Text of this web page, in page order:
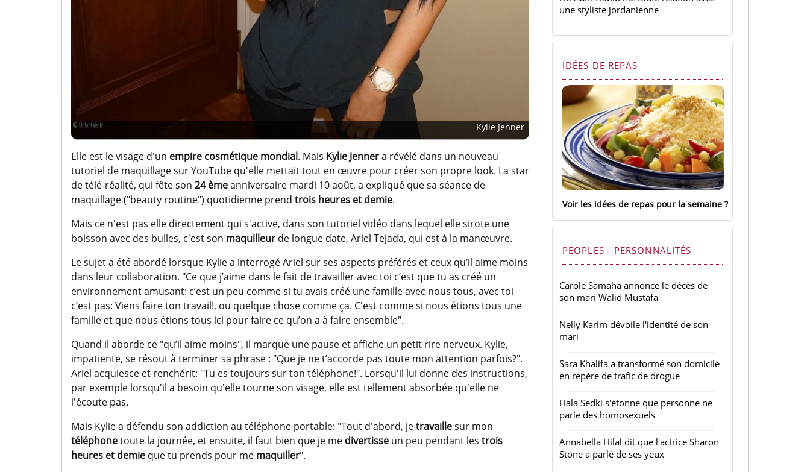
Kylie Jenner
Elle est le visage d'un empire cosmétique mondial. Mais Kylie Jennera révélé dans un nouveau
tutoriel de maquillage sur YouTube qu'elle mettait tout en œuvre pour créer son propre look. La star
de télé-réalité, qui fête son 24 èmeanniversaire mardi 10 août, a expliqué que sa séance de
maquillage ("beauty routine") quotidienne prend trois heures et demie.
Mais ce n'est pas elle directement qui s'active, dans son tutoriel vidéo dans lequel elle sirote une
boisson avec des bulles, c'est son maquilleur de longue date, Ariel Tejada, qui est à la manœuvre.
Le sujet a été abordé lorsque Kylie a interrogé Ariel sur ses aspects préférés et ceux qu’il aime moins
dans leur collaboration. "Ce que j’aime dans le fait de travailler avec toi c’est que tu as créé un
environnement amusant: c’est un peu comme si tu avais créé une famille avec nous tous, avec toi
c’est pas: Viens faire ton travail!, ou quelque chose comme ça. C'est comme si nous étions tous une
famille et que nous étions tous ici pour faire ce qu’on a à faire ensemble".
Quand il aborde ce "qu’il aime moins", il marque une pause et affiche un petit rire nerveux. Kylie,
impatiente, se résout à terminer sa phrase : "Que je ne t’accorde pas toute mon attention parfois?".
Ariel acquiesce et renchérit: "Tu es toujours sur ton téléphone!". Lorsqu'il lui donne des instructions,
par exemple lorsqu'il a besoin qu'elle tourne son visage, elle est tellement absorbée qu'elle ne
l'écoute pas.
Mais Kylie a défendu son addiction au téléphone portable: "Tout d'abord, jetravaillesur mon
téléphonetoute la journée, et ensuite, il faut bien que je me divertisse un peu pendant les trois
heures et demie que tu prends pour me maquiller".
une styliste jordanienne
IDÉES DE REPAS
Voir les idées de repas pour la semaine
PEOPLES - PERSONNALITÉS
Carole Samaha annonce le décès de
son mari Walid Mustafa
Nelly Karim dévoile l'identité de son
mari
Sara Khalifa a transformé son domicile
en repère de trafic de drogue
Hala Sedki s'étonne que personne ne
parle des homosexuels
Annabella Hilal dit que l'actrice Sharon
Stone a parlé de ses yeux